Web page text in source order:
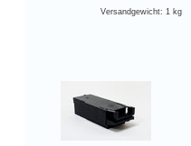
Versandgewicht: 1 kg